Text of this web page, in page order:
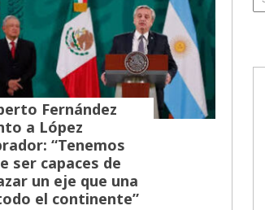
Fernández
a López
“Tenemos
ser capaces de
un eje que una
el continente”